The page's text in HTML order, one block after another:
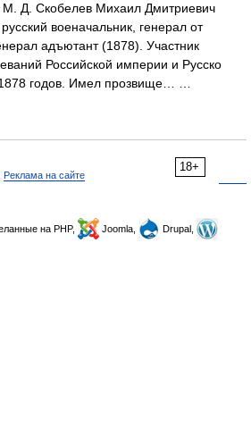
Д. Скобелев Михаил Дмитриевич
военачальник, генерал от
адъютант (1878). Участник
Российской империи и Русско
годов. Имел прозвище… …
18+
Реклама на сайте
на PHP, Joomla,
Drupal,